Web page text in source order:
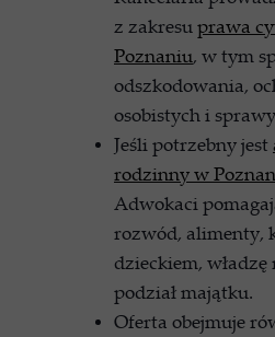
z zakresuprawa
Poznaniu, w tym
odszkodowania,
osobistych i
Jeśli potrzebny jest
rodzinny w
Adwokaci
rozwód, alimenty,
dzieckiem,
podział majątku.
Oferta obejmuje